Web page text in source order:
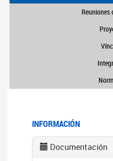
Reuniones
INFORMACIÓN
Documentación